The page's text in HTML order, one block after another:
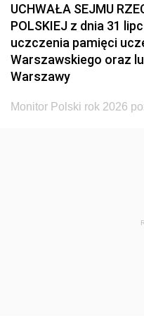
UCHWAŁA SEJMU
POLSKIEJ z dnia 31
uczczenia pamięci
Warszawskiego oraz
Warszawy
Monitor Polski rok 2026